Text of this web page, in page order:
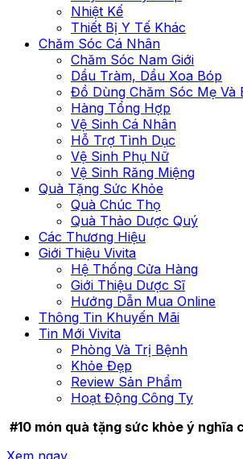
Nhiệt Kế
Thiết Bị Y Tế Khác
Chăm Sóc Cá Nhân
Chăm Sóc Nam Giới
Dầu Tràm, Dầu Xoa Bóp
Đồ Dùng Chăm Sóc Mẹ Và
Hàng Tổng Hợp
Vệ Sinh Cá Nhân
Hỗ Trợ Tình Dục
Vệ Sinh Phụ Nữ
Vệ Sinh Răng Miệng
Quà Tặng Sức Khỏe
Quà Chúc Thọ
Quà Thảo Dược Quý
Các Thương Hiệu
Giới Thiệu Vivita
Hệ Thống Cửa Hàng
Giới Thiệu Dược Sĩ
Hướng Dẫn Mua Online
Thông Tin Khuyến Mãi
Tin Mới Vivita
Phòng Và Trị Bệnh
Khỏe Đẹp
Review Sản Phẩm
Hoạt Động Công Ty
#10 món quà tặng sức khỏe ý nghĩa
Xem ngay